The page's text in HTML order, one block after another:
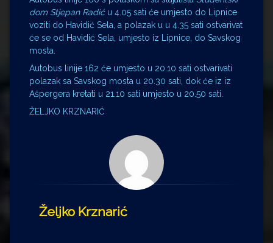
dom Stjepan Radiću 4.05 sati će umjesto do Lipnice
voziti do Havidić Sela, a polazak u u 4.35 sati ostvarivat
će se od Havidić Sela, umjesto iz Lipnice, do Savskog
mosta.
Autobus linije 162 će umjesto u 20.10 sati ostvarivati
polazak sa Savskog mosta u 20.30 sati, dok će iz iz
Ašpergera kretati u 21.10 sati umjesto u 20.50 sati.
ŽELJKO KRZNARIĆ
Željko Krznarić